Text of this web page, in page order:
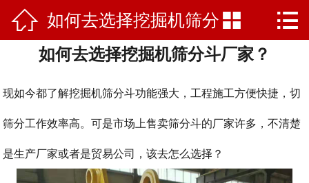
 网站首页
走进山科
产品中心
新闻资讯
客户案例
 如何去选择挖掘机筛分
斗厂家？
 
如何去选择挖掘机筛分斗厂家？
现如今都了解挖掘机筛分斗功能强大，工程施工方便快捷，切
筛分工作效率高。可是市场上售卖筛分斗的厂家许多，不清楚
是生产厂家或者是贸易公司，该去怎么选择？